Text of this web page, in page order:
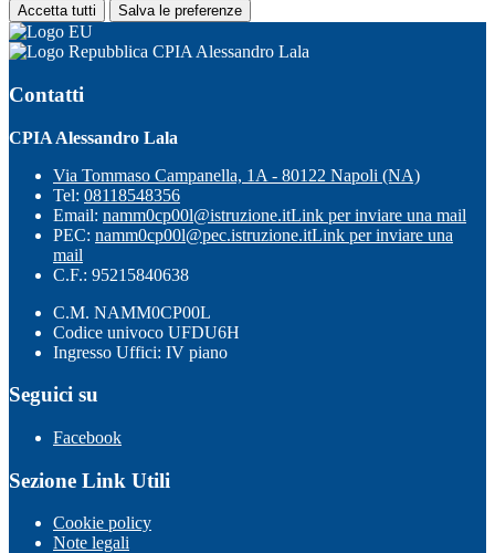
Accetta tutti Salva le preferenze
CPIA Alessandro Lala
Contatti
CPIA Alessandro Lala
Via Tommaso Campanella, 1A - 80122 Napoli (NA)
Tel: 08118548356
Email: namm0cp00l@istruzione.itLink per inviare una mail
PEC: namm0cp00l@pec.istruzione.itLink per inviare una
mail
C.F.: 95215840638
C.M. NAMM0CP00L
Codice univoco UFDU6H
Ingresso Uffici: IV piano
Seguici su
Facebook
Sezione Link Utili
Cookie policy
Note legali